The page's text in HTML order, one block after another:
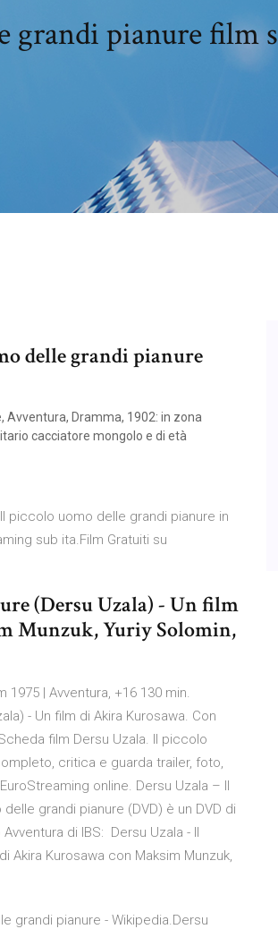
grandi pianure film
delle grandi pianure
Avventura, Dramma, 1902: in zona
cacciatore mongolo e di età
piccolo uomo delle grandi pianure in
sub ita.Film Gratuiti su
(Dersu Uzala) - Un film
Munzuk, Yuriy Solomin,
1975 | Avventura, +16 130 min.
- Un film di Akira Kurosawa. Con
film Dersu Uzala. Il piccolo
critica e guarda trailer, foto,
online. Dersu Uzala – Il
grandi pianure (DVD) è un DVD di
di IBS: Dersu Uzala - Il
Kurosawa con Maksim Munzuk,
grandi pianure - Wikipedia.Dersu